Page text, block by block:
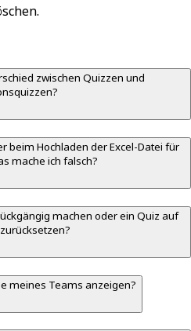
.
zwischen Quizzen und
beim Hochladen der Excel-Datei für
mache ich falsch?
machen oder ein Quiz auf
meines Teams anzeigen?